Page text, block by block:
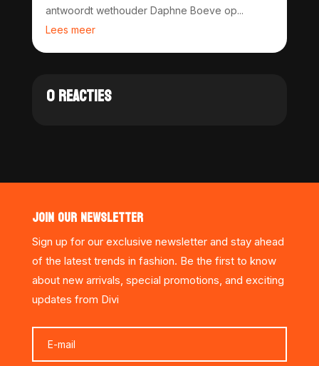
antwoordt wethouder Daphne Boeve op...
Lees meer
0 REACTIES
JOIN OUR NEWSLETTER
Sign up for our exclusive newsletter and stay ahead
of the latest trends in fashion. Be the first to know
about new arrivals, special promotions, and exciting
updates from Divi